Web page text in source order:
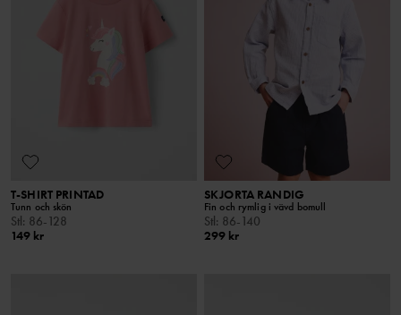
T-SHIRT PRINTAD
Tunn och skön
Stl: 86-128
149 kr
SKJORTA RANDIG
Fin och rymlig i vävd bomull
Stl: 86-140
299 kr